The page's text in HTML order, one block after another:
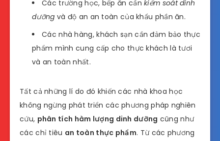
Các trường học, bếp ăn cầnkiểm soát dinh
dưỡng và độ an an toàn của khẩu phần ăn.
Các nhà hàng, khách sạn cần đảm bảo thực
phẩm mình cung cấp cho thực khách là tươi
và an toàn nhất.
Tất cả những lí do đó khiến các nhà khoa học
không ngừng phát triển các phương pháp nghiên
cứu, phân tích hàm lượng dinh dưỡng cũng như
các chỉ tiêu an toàn thực phẩm. Từ các phương